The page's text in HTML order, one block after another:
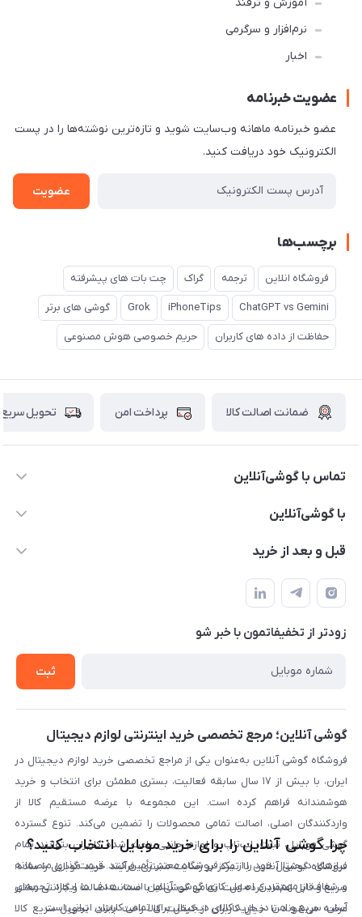
نرم‌افزار و سرگرمی
اخبار
عضویت خبرنامه
عضو خبرنامه ماهانه وب‌سایت شوید و تازه‌ترین نوشته‌ها را در پست
الکترونیک خود دریافت کنید.
عضویت
برچسب‌ها
فروشگاه انلاین ترجمه گراک چت بات های پیشرفته
ChatGPT vs Gemini
iPhoneTips
Grok گوشی های برتر
حفاظت از داده های کاربران حریم خصوصی هوش مصنوعی
ضمانت اصالت کالا پرداخت امن تحویل سریع
تماس با گوشی‌آنلاین
۰۲۱91001221
با گوشی‌آنلاین
درباره ما
حساب کاربری
حریم خصوصی
بلاگ
قبل و بعد از خرید
نحوه خرید از گوشی آنلاین
شرایط ضمانت هفت روزه
روش ارسال کالا در گوشی آنلاین
روش بازگردانی کالا
زودتر از تخفیفاتمون با خبر شو
ثبت
گوشی آنلاین؛ مرجع تخصصی خرید اینترنتی لوازم دیجیتال
فروشگاه گوشی آنلاین به‌عنوان یکی از مراجع تخصصی خرید لوازم دیجیتال در
ایران، با بیش از ۱۷ سال سابقه فعالیت، بستری مطمئن برای انتخاب و خرید
هوشمندانه فراهم کرده است. این مجموعه با عرضه مستقیم کالا از
واردکنندگان اصلی، اصالت تمامی محصولات را تضمین می‌کند. تنوع گسترده
گوشی موبایل، تبلت، لپ‌تاپ و لوازم جانبی باعث شده کاربران بتوانند تمام
نیازهای دیجیتال خود را از یک فروشگاه معتبر تأمین کنند. قیمت‌گذاری منصفانه
و شفاف از مهم‌ترین اصول کاری گوشی آنلاین است. هدف ما ایجاد تجربه‌ای
آسان، سریع و امن در خرید کالای دیجیتال برای تمامی کاربران ایرانی است.
چرا گوشی آنلاین را برای خرید موبایل انتخاب کنید؟
فروشگاه گوشی آنلاین با تمرکز بر رضایت مشتری، فرآیند خرید موبایل را ساده،
سریع و قابل اعتماد کرده است. تمامی گوشی‌ها با ضمانت اصالت و گارانتی معتبر
عرضه می‌شوند تا خیال کاربران از کیفیت کالا راحت باشد. تحویل سریع کالا